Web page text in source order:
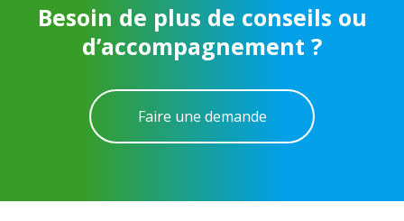
Besoin de plus de conseils ou
d’accompagnement ?
Faire une demande